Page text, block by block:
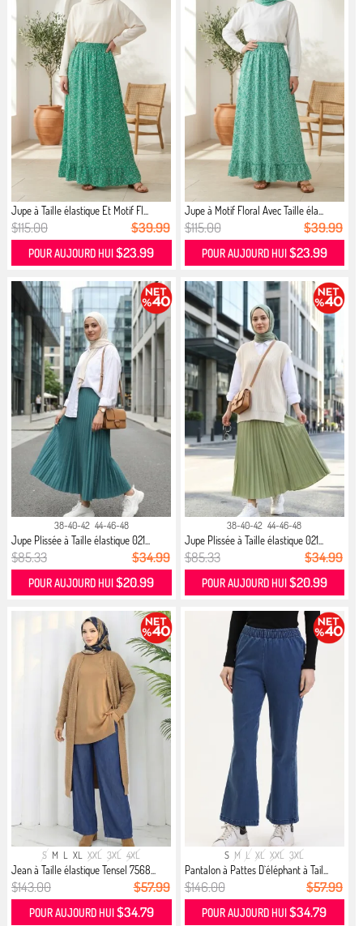
Jupe à Taille élastique Et Motif Fl...
$115.00 $39.99
POUR AUJOURD HUI$23.99
Jupe à Motif Floral Avec Taille éla...
$115.00 $39.99
POUR AUJOURD HUI $23.99
38-40-42 44-46-48
Jupe Plissée à Taille élastique 021...
$85.33 $34.99
POUR AUJOURD HUI$20.99
38-40-42 44-46-48
Jupe Plissée à Taille élastique 021...
$85.33 $34.99
POUR AUJOURD HUI $20.99
S M L XL XXL 3XL 4XL
Jean à Taille élastique Tensel 7568...
$143.00 $57.99
POUR AUJOURD HUI $34.79
S M L XL XXL 3XL
Pantalon à Pattes D`éléphant à Tail...
$146.00 $57.99
POUR AUJOURD HUI$34.79